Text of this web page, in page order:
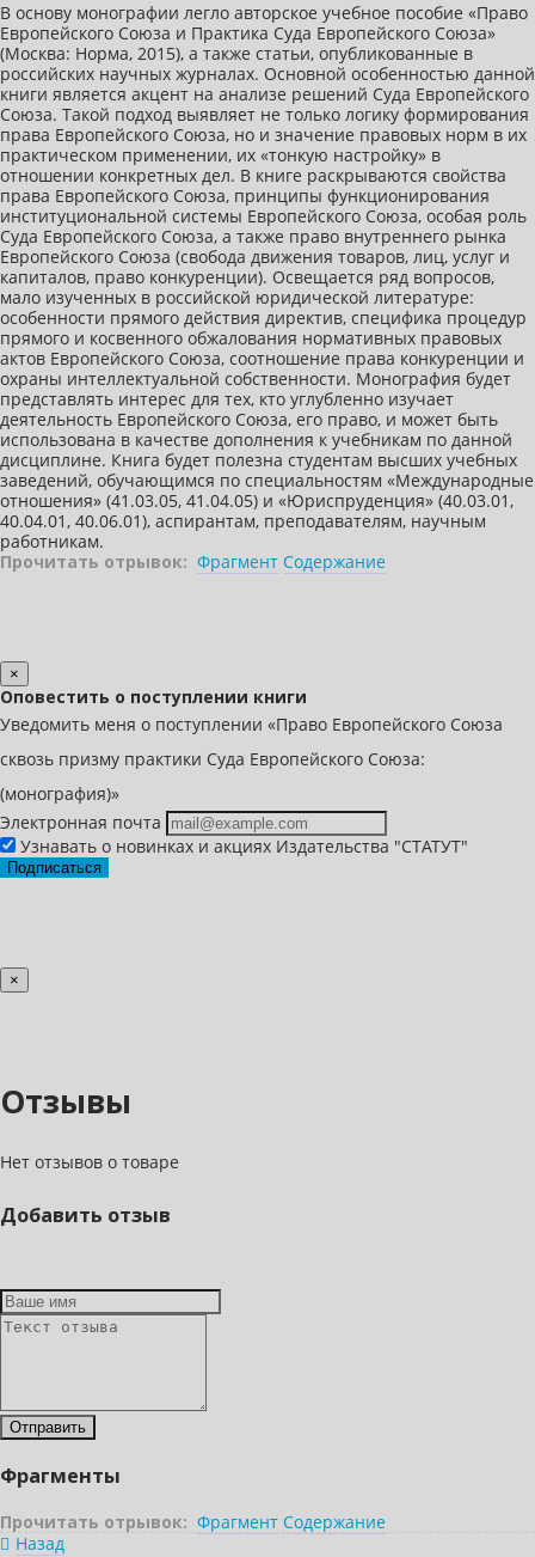
В основу монографии легло авторское учебное пособие «Право
Европейского Союза и Практика Суда Европейского Союза»
(Москва: Норма, 2015), а также статьи, опубликованные в
российских научных журналах. Основной особенностью данной
книги является акцент на анализе решений Суда Европейского
Союза. Такой подход выявляет не только логику формирования
права Европейского Союза, но и значение правовых норм в их
практическом применении, их «тонкую настройку» в
отношении конкретных дел. В книге раскрываются свойства
права Европейского Союза, принципы функционирования
институциональной системы Европейского Союза, особая роль
Суда Европейского Союза, а также право внутреннего рынка
Европейского Союза (свобода движения товаров, лиц, услуг и
капиталов, право конкуренции). Освещается ряд вопросов,
мало изученных в российской юридической литературе:
особенности прямого действия директив, специфика процедур
прямого и косвенного обжалования нормативных правовых
актов Европейского Союза, соотношение права конкуренции и
охраны интеллектуальной собственности. Монография будет
представлять интерес для тех, кто углубленно изучает
деятельность Европейского Союза, его право, и может быть
использована в качестве дополнения к учебникам по данной
дисциплине. Книга будет полезна студентам высших учебных
заведений, обучающимся по специальностям «Международные
отношения» (41.03.05, 41.04.05) и «Юриспруденция» (40.03.01,
40.04.01, 40.06.01), аспирантам, преподавателям, научным
работникам.
Прочитать отрывок: Фрагмент Содержание
×
Оповестить о поступлении книги
Уведомить меня о поступлении «Право Европейского Союза
сквозь призму практики Суда Европейского Союза:
(монография)»
Электронная почта
Узнавать о новинках и акциях Издательства "СТАТУТ"
Подписаться
×
Отзывы
Нет отзывов о товаре
Добавить отзыв
Фрагменты
Прочитать отрывок: Фрагмент Содержание
Назад